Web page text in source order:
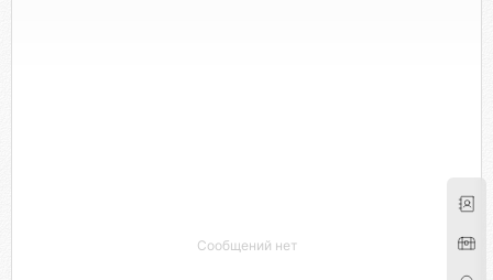
Сообщений нет